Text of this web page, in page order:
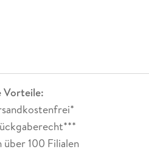
Vorteile:
100 Filialen